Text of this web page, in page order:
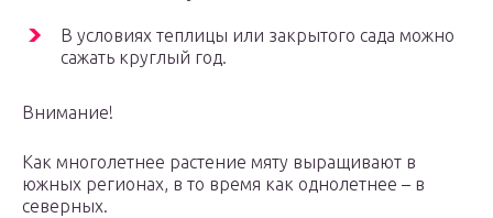
В условиях теплицы или закрытого сада можно
сажать круглый год.
Внимание!
Как многолетнее растение мяту выращивают в
южных регионах, в то время как однолетнее – в
северных.